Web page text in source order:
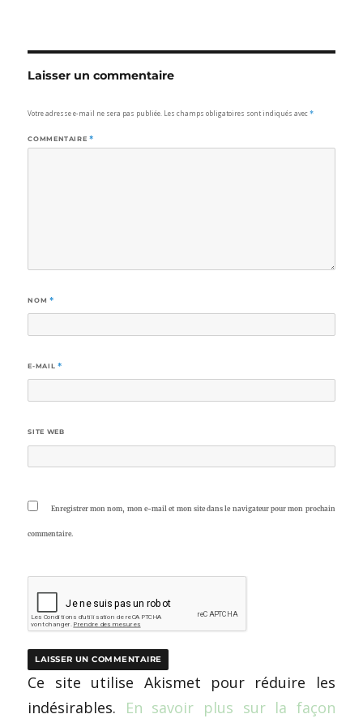
Laisser un commentaire
Votre adresse e-mail ne sera pas publiée. Les champs obligatoires sont indiqués avec*
COMMENTAIRE *
NOM *
E-MAIL *
SITE WEB
Enregistrer mon nom, mon e-mail et mon site dans le navigateur pour mon prochain
commentaire.
Ce site utilise Akismet pour réduire les
indésirables. En savoir plus sur la façon